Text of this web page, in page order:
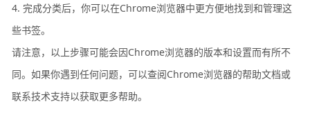
4. 完成分类后，你可以在Chrome浏览器中更方便地找到和管理这
些书签。
请注意，以上步骤可能会因Chrome浏览器的版本和设置而有所不
同。如果你遇到任何问题，可以查阅Chrome浏览器的帮助文档或
联系技术支持以获取更多帮助。